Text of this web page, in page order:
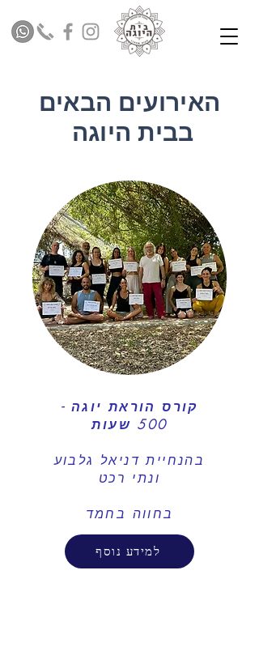
האירועים הבאים
בבית היוגה
קורס הוראת יוגה -
בהנחיית דניאל גלבוע
ונתי רכט
בחווה בחמד
למידע נוסף